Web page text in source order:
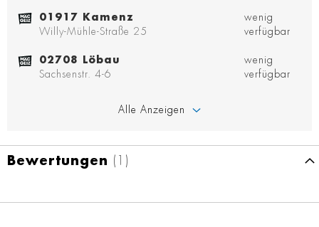
01917 Kamenz
Willy-Mühle-Straße 25
wenig
verfügbar
02708 Löbau
Sachsenstr. 4-6
wenig
verfügbar
Alle Anzeigen
Bewertungen